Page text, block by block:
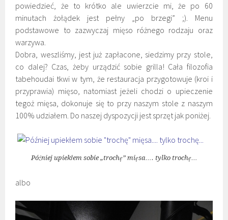
powiedzieć, że to krótko ale uwierzcie mi, że po 60
minutach żołądek jest pełny „po brzegi” ;). Menu
podstawowe to zazwyczaj mięso różnego rodzaju oraz
warzywa.
Dobra, weszliśmy, jest już zapłacone, siedzimy przy stole,
co dalej? Czas, żeby urządzić sobie grilla! Cała filozofia
tabehoudai tkwi w tym, że restauracja przygotowuje (kroi i
przyprawia) mięso, natomiast jeżeli chodzi o upieczenie
tegoż mięsa, dokonuje się to przy naszym stole z naszym
100% udziałem. Do naszej dyspozycji jest sprzęt jak poniżej.
Później upiekłem sobie „trochę” mięsa…. tylko trochę…
albo